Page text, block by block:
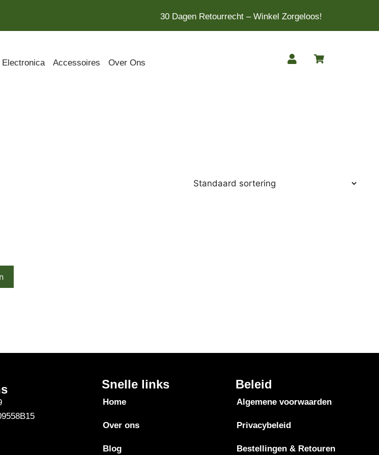
30 Dagen Retourrecht – Winkel Zorgeloos!
Electronica Accessoires Over Ons
Snelle links Beleid
Home
Over ons
Blog
Algemene voorwaarden
Privacybeleid
Bestellingen & Retouren